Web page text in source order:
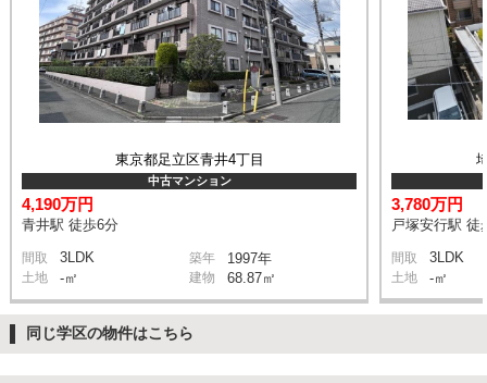
東京都足立区青井4丁目
中古マンション
4,190万円
青井駅 徒歩6分
間取 3LDK 築年 1997年
土地 -㎡ 建物 68.87㎡
3,780万円
戸塚安行駅 徒
間取 3LDK
土地 -㎡
同じ学区の物件はこちら